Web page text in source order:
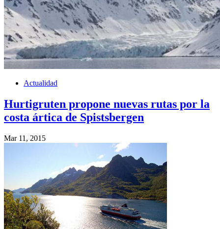
Actualidad
Hurtigruten propone nuevas rutas por la
costa ártica de Spistsbergen
Mar 11, 2015